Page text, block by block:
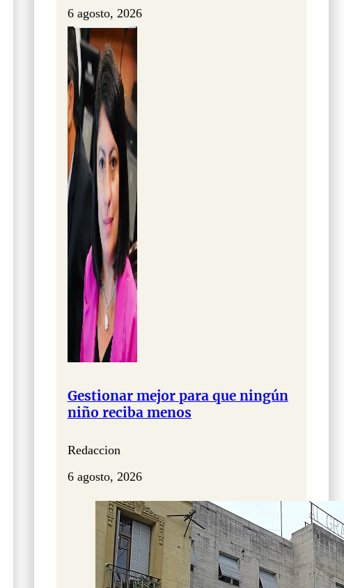
6 agosto, 2026
Gestionar mejor para que ningún
niño reciba menos
Redaccion
6 agosto, 2026